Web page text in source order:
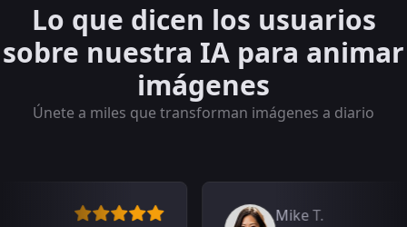
Lo que dicen los usuarios
sobre nuestra IA para animar
imágenes
Únete a miles que transforman imágenes a diario
Mike T.